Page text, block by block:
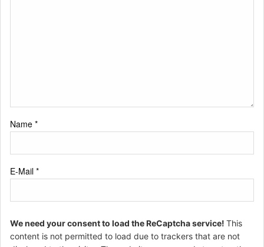
Name *
E-Mail *
We need your consent to load the ReCaptcha service! This
content is not permitted to load due to trackers that are not